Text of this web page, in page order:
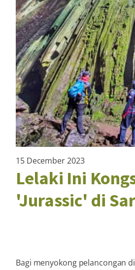
15 December 2023
Lelaki Ini
'Jurassic' di
Bagi menyokong pelancongan